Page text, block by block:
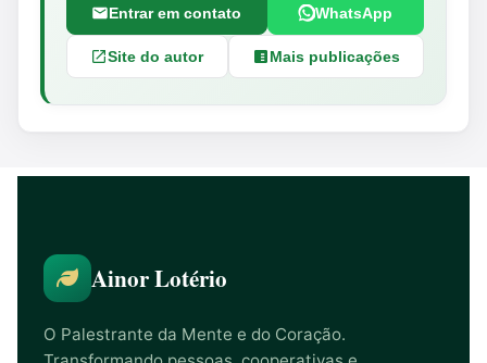
Entrar em contato WhatsApp
Site do autor Mais publicações
Ainor Lotério
O Palestrante da Mente e do Coração.